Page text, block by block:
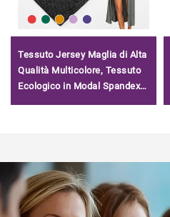
Tessuto Jersey Maglia di Alta
Qualità Multicolore, Tessuto
Ecologico in Modal Spandex